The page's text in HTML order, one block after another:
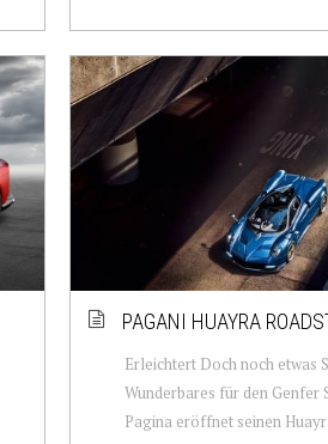
PAGANI HUAYRA
Erleichtert Doch noch etwas
Wunderbares für den Genfer
Pagina eröffnet seinen